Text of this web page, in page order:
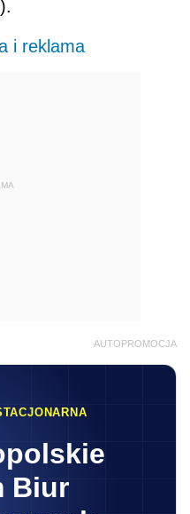
i reklama
AUTOPROMOCJA
Biur